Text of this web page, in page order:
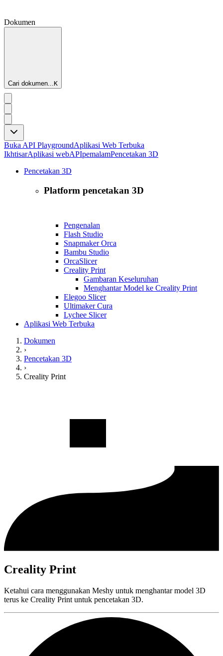
Dokumen
Cari dokumen...K
Buka API PlaygroundAplikasi Web Terbuka
IkhtisarAplikasi webAPIpemalamPencetakan 3D
Pencetakan 3D
Platform pencetakan 3D
Pengenalan
Flash Studio
Snapmaker Orca
Bambu Studio
OrcaSlicer
Creality Print
Gambaran Keseluruhan
Menghantar Model ke Creality Print
Elegoo Slicer
Ultimaker Cura
Lychee Slicer
Aplikasi Web Terbuka
Dokumen
›
Pencetakan 3D
›
Creality Print
Creality Print
Ketahui cara menggunakan Meshy untuk menghantar model 3D
terus ke Creality Print untuk pencetakan 3D.